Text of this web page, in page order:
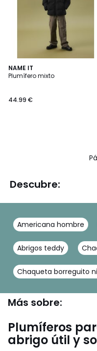
NAME IT
Plumífero mixto
44.99 €
Descubre:
Americana hombre
Abrigos teddy
Chaqueta borreguito
Más sobre:
Plumíferos
abrigo útil y